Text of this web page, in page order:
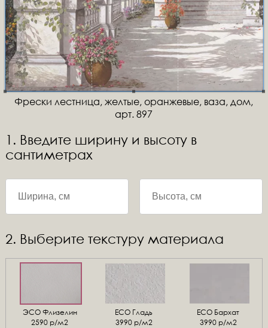
Фрески лестница, желтые, оранжевые, ваза, дом,
арт. 897
1. Введите ширину и высоту в
сантиметрах
2. Выберите текстуру материала
ЭСО Флизелин
2590 р/м2
ЕСО Гладь
3990 р/м2
ECO Бархат
3990 р/м2